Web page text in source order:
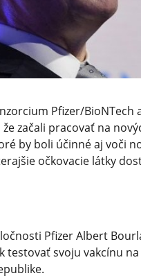
Pfizer/BioNTech
začali pracovať na
by boli účinné aj voči
očkovacie látky
Pfizer Albert
testovať svoju vakcínu